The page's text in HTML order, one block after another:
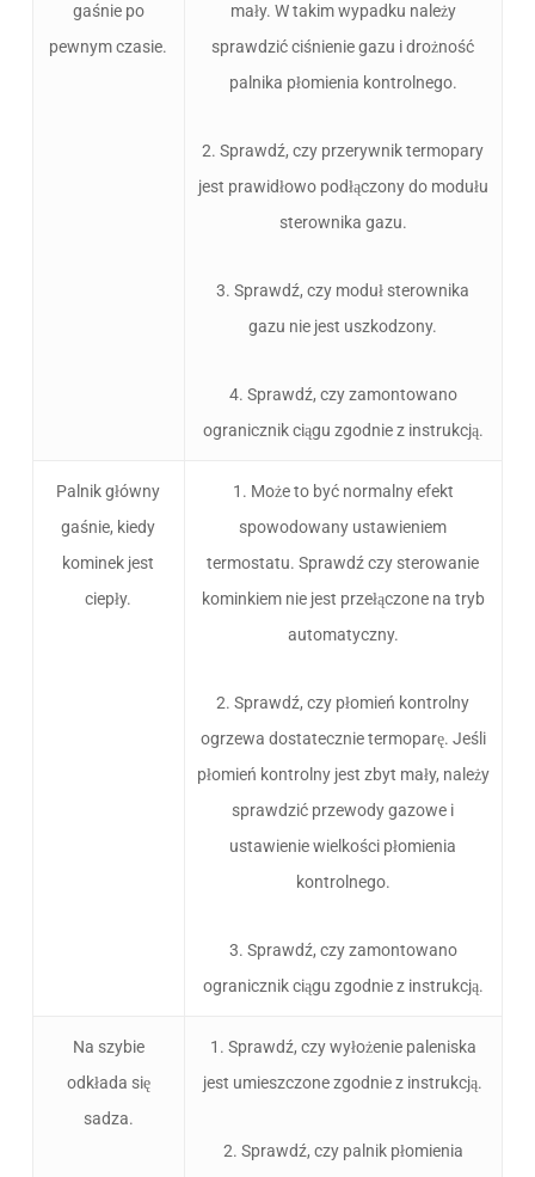
gaśnie po
pewnym czasie.
mały. W takim wypadku należy
sprawdzić ciśnienie gazu i drożność
palnika płomienia kontrolnego.
2. Sprawdź, czy przerywnik termopary
jest prawidłowo podłączony do modułu
sterownika gazu.
3. Sprawdź, czy moduł sterownika
gazu nie jest uszkodzony.
4. Sprawdź, czy zamontowano
ogranicznik ciągu zgodnie z instrukcją.
Palnik główny
gaśnie, kiedy
kominek jest
ciepły.
1. Może to być normalny efekt
spowodowany ustawieniem
termostatu. Sprawdź czy sterowanie
kominkiem nie jest przełączone na tryb
automatyczny.
2. Sprawdź, czy płomień kontrolny
ogrzewa dostatecznie termoparę. Jeśli
płomień kontrolny jest zbyt mały, należy
sprawdzić przewody gazowe i
ustawienie wielkości płomienia
kontrolnego.
3. Sprawdź, czy zamontowano
ogranicznik ciągu zgodnie z instrukcją.
Na szybie
odkłada się
sadza.
1. Sprawdź, czy wyłożenie paleniska
jest umieszczone zgodnie z instrukcją.
2. Sprawdź, czy palnik płomienia